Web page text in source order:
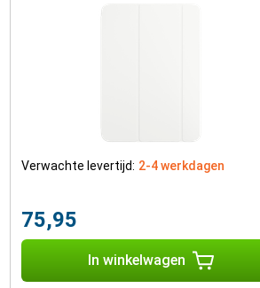
Verwachte levertijd: 2-4 werkdagen
75,95
In winkelwagen